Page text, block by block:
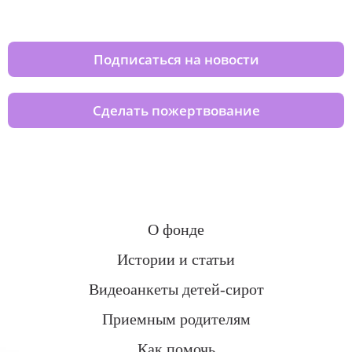
Подписаться на новости
Сделать пожертвование
О фонде
Истории и статьи
Видеоанкеты детей-сирот
Приемным родителям